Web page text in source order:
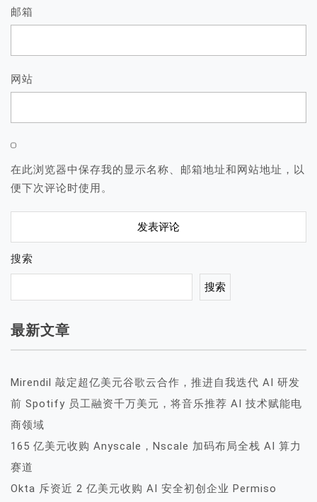
邮箱
网站
在此浏览器中保存我的显示名称、邮箱地址和网站地址，以
便下次评论时使用。
搜索
搜索
最新文章
Mirendil 敲定超亿美元谷歌云合作，推进自我迭代 AI 研发
前 Spotify 员工融资千万美元，将音乐推荐 AI 技术赋能电
商领域
165 亿美元收购 Anyscale，Nscale 加码布局全栈 AI 算力
赛道
Okta 斥资近 2 亿美元收购 AI 安全初创企业 Permiso